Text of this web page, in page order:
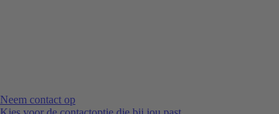
Neem contact op